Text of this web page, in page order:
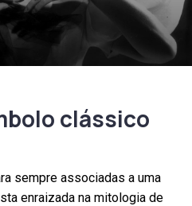
clássico
sempre associadas a uma
enraizada na mitologia de